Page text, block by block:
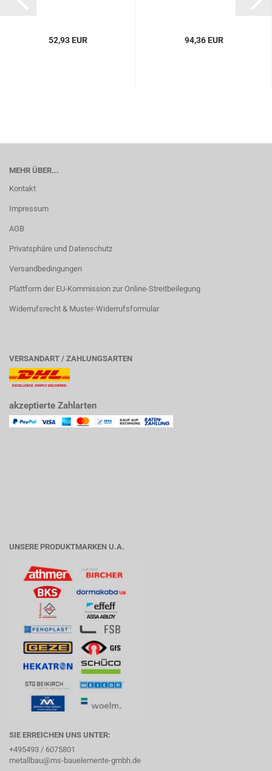
52,93 EUR 94,36 EUR
MEHR ÜBER...
Kontakt
Impressum
AGB
Privatsphäre und Datenschutz
Versandbedingungen
Plattform der EU-Kommission zur Online-Streitbeilegung
Widerrufsrecht & Muster-Widerrufsformular
VERSANDART / ZAHLUNGSARTEN
akzeptierte Zahlarten
UNSERE PRODUKTMARKEN U.A.
SIE ERREICHEN UNS UNTER:
+495493 / 6075801
metallbau@ms-bauelemente-gmbh.de